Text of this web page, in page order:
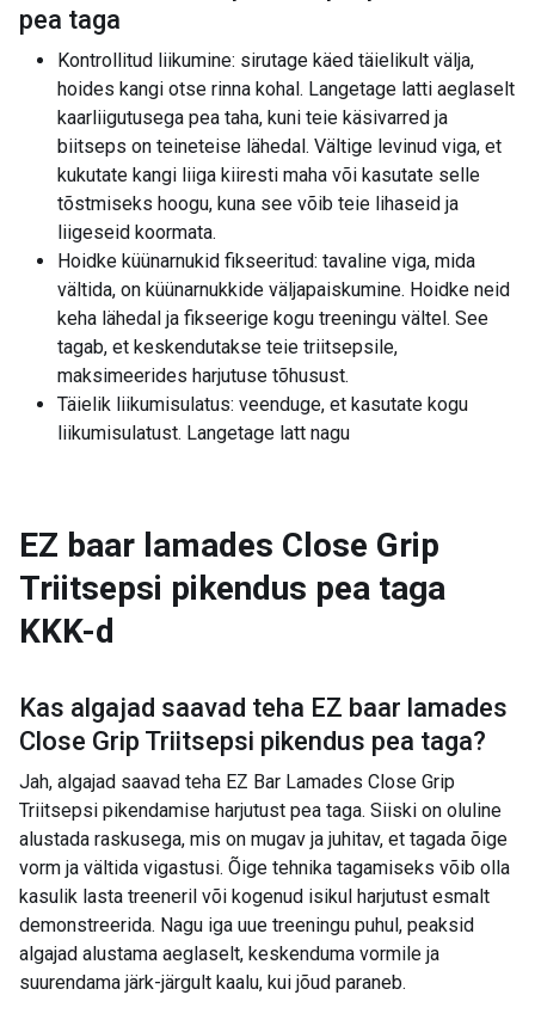
pea taga
Kontrollitud liikumine: sirutage käed täielikult välja,
hoides kangi otse rinna kohal. Langetage latti aeglaselt
kaarliigutusega pea taha, kuni teie käsivarred ja
biitseps on teineteise lähedal. Vältige levinud viga, et
kukutate kangi liiga kiiresti maha või kasutate selle
tõstmiseks hoogu, kuna see võib teie lihaseid ja
liigeseid koormata.
Hoidke küünarnukid fikseeritud: tavaline viga, mida
vältida, on küünarnukkide väljapaiskumine. Hoidke neid
keha lähedal ja fikseerige kogu treeningu vältel. See
tagab, et keskendutakse teie triitsepsile,
maksimeerides harjutuse tõhusust.
Täielik liikumisulatus: veenduge, et kasutate kogu
liikumisulatust. Langetage latt nagu
EZ baar lamades Close Grip
Triitsepsi pikendus pea taga
KKK-d
Kas algajad saavad teha EZ baar lamades
Close Grip Triitsepsi pikendus pea taga?
Jah, algajad saavad teha EZ Bar Lamades Close Grip
Triitsepsi pikendamise harjutust pea taga. Siiski on oluline
alustada raskusega, mis on mugav ja juhitav, et tagada õige
vorm ja vältida vigastusi. Õige tehnika tagamiseks võib olla
kasulik lasta treeneril või kogenud isikul harjutust esmalt
demonstreerida. Nagu iga uue treeningu puhul, peaksid
algajad alustama aeglaselt, keskenduma vormile ja
suurendama järk-järgult kaalu, kui jõud paraneb.